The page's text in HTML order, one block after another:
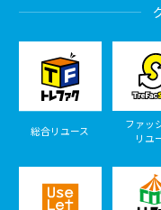
総合リユース
ファッ
リユ